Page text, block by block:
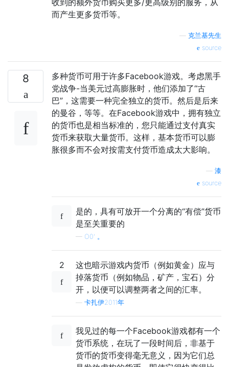
而产生更多货币等。
克兰基先生
source
8
多种货币可用于许多Facebook游戏。考虑黑手
党战争-当美元过高膨胀时，他们添加了“古
巴”，这需要一种完全独立的货币。然后是后来
的曼谷，等等。在Facebook游戏中，拥有独立
的货币也是相当标准的，您只能通过支付真实
货币来获取大量货币。这样，基本货币可以膨
胀很多而不会对按需支付货币造成太大影响。
漆
source
是的，具有可放开一个分离的“有偿”货币
是至关重要的
— O0' 。
2
这也暗示游戏内货币（例如黄金）应与
掉落货币（例如物品，矿产，宝石）分
开，以便可以调整两者之间的汇率。
卡扎伊2011年
我见过的每一个Facebook游戏都有一个
货币系统，在玩了一段时间后，非基于
货币的货币变得毫无意义，因为它们总